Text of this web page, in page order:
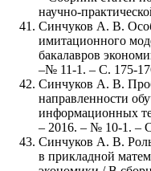
научно-
Синчуков А. В.
имитационного
бакалавров
–№ 11-1. – С. 175-
Синчуков А. В.
направленности
информационных
– 2016. – № 10-1. –
Синчуков А. В.
в прикладной